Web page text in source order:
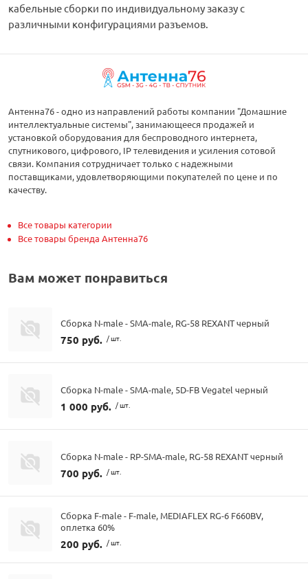
кабельные сборки по индивидуальному заказу с
различными конфигурациями разъемов.
Антенна76 - одно из направлений работы компании "Домашние
интеллектуальные системы", занимающееся продажей и
установкой оборудования для беспроводного интернета,
спутникового, цифрового, IP телевидения и усиления сотовой
связи. Компания сотрудничает только с надежными
поставщиками, удовлетворяющими покупателей по цене и по
качеству.
Все товары категории
Все товары бренда Антенна76
Вам может понравиться
Сборка N-male - SMA-male, RG-58 REXANT черный
750 руб. / шт.
Сборка N-male - SMA-male, 5D-FB Vegatel черный
1 000 руб. / шт.
Сборка N-male - RP-SMA-male, RG-58 REXANT черный
700 руб. / шт.
Сборка F-male - F-male, MEDIAFLEX RG-6 F660BV,
оплетка 60%
200 руб. / шт.